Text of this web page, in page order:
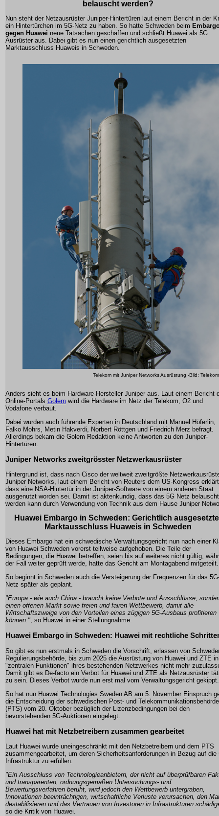
belauscht werden?
Nun steht der Netzausrüster Juniper-Hintertüren laut einem Bericht in der
ein Hintertürchen im 5G-Netz zu haben. So hatte Schweden beim
gegen Huawei neue Tatsachen geschaffen und schließt Huawei als 5G
Ausrüster aus. Dabei gibt es nun einen gerichtlich ausgesetzten
Marktausschluss Huaweis in Schweden.
Telekom mit Juniper Networks Ausrüstung -Bild: Telekom
Anders sieht es beim Hardware-Hersteller Juniper aus. Laut einem Bericht
Online-Portals Golem wird die Hardware im Netz der Telekom, O2 und
Vodafone verbaut.
Dabei wurden auch führende Experten in Deutschland mit Manuel Höferlin,
Falko Mohrs, Metin Hakverdi, Norbert Röttgen und Friedrich Merz befragt.
Allerdings bekam die Golem Redaktion keine Antworten zu den Juniper-
Hintertüren.
Juniper Networks zweitgrösster Netzwerkausrüster
Hintergrund ist, dass nach Cisco der weltweit zweitgrößte
Juniper Networks, laut einem Bericht von Reuters dem US-Kongress
dass eine NSA-Hintertür in der Juniper-Software von einem anderen Staat
ausgenutzt worden sei. Damit ist aktenkundig, dass das 5G Netz belauscht
werden kann durch Verwendung von Technik aus dem Hause Juniper
Huawei Embargo in Schweden: Gerichtlich
Marktausschluss Huaweis in Schweden
Dieses Embargo hat ein schwedische Verwaltungsgericht nun nach einer
von Huawei Schweden vorerst teilweise aufgehoben. Die Teile der
Bedingungen, die Huawei betreffen, seien bis auf weiteres nicht gültig,
der Fall weiter geprüft werde, hatte das Gericht am Montagabend mitgeteilt.
So beginnt in Schweden auch die Versteigerung der Frequenzen für das
Netz später als geplant.
"Europa - wie auch China - braucht keine Verbote und Ausschlüsse,
einen offenen Markt sowie freien und fairen Wettbewerb, damit alle
Wirtschaftszweige von den Vorteilen eines zügigen 5G-Ausbaus profitieren
können.", so Huawei in einer Stellungnahme.
Huawei Embargo in Schweden: Huawei mit rechtliche
So gibt es nun erstmals in Schweden die Vorschrift, erlassen von
Regulierungsbehörde, bis zum 2025 die Ausrüstung von Huawei und ZTE in
"zentralen Funktionen" ihres bestehenden Netzwerkes nicht mehr
Damit gibt es De-facto ein Verbot für Huawei und ZTE als Netzausrüster
zu sein. Dieses Verbot wurde nun erst mal vom Verwaltungsgericht gekippt.
So hat nun Huawei Technologies Sweden AB am 5. November Einspruch
die Entscheidung der schwedischen Post- und Telekommunikationsbehörde
(PTS) vom 20. Oktober bezüglich der Lizenzbedingungen bei den
bevorstehenden 5G-Auktionen eingelegt.
Huawei hat mit Netzbetreibern zusammen gearbeitet
Laut Huawei wurde uneingeschränkt mit den Netzbetreibern und dem PTS
zusammengearbeitet, um deren Sicherheitsanforderungen in Bezug auf die
Infrastruktur zu erfüllen.
"Ein Ausschluss von Technologieanbietern, der nicht auf überprüfbaren
und transparenten, ordnungsgemäßen Untersuchungs- und
Bewertungsverfahren beruht, wird jedoch den Wettbewerb untergraben,
Innovationen beeinträchtigen, wirtschaftliche Verluste verursachen, den
destabilisieren und das Vertrauen von Investoren in Infrastrukturen
so die Kritik von Huawei.